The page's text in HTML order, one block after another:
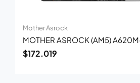
Mother Asrock
MOTHER ASROCK (AM5)
$172.019